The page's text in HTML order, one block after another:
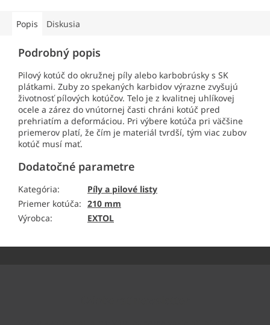
Popis Diskusia
Podrobný popis
Pilový kotúč do okružnej píly alebo karbobrúsky s SK
plátkami. Zuby zo spekaných karbidov výrazne zvyšujú
životnosť pílových kotúčov. Telo je z kvalitnej uhlíkovej
ocele a zárez do vnútornej časti chráni kotúč pred
prehriatím a deformáciou. Pri výbere kotúča pri väčšine
priemerov platí, že čím je materiál tvrdší, tým viac zubov
kotúč musí mať.
Dodatočné parametre
Kategória:
Píly a pilové listy
Priemer kotúča: 210 mm
Výrobca: EXTOL